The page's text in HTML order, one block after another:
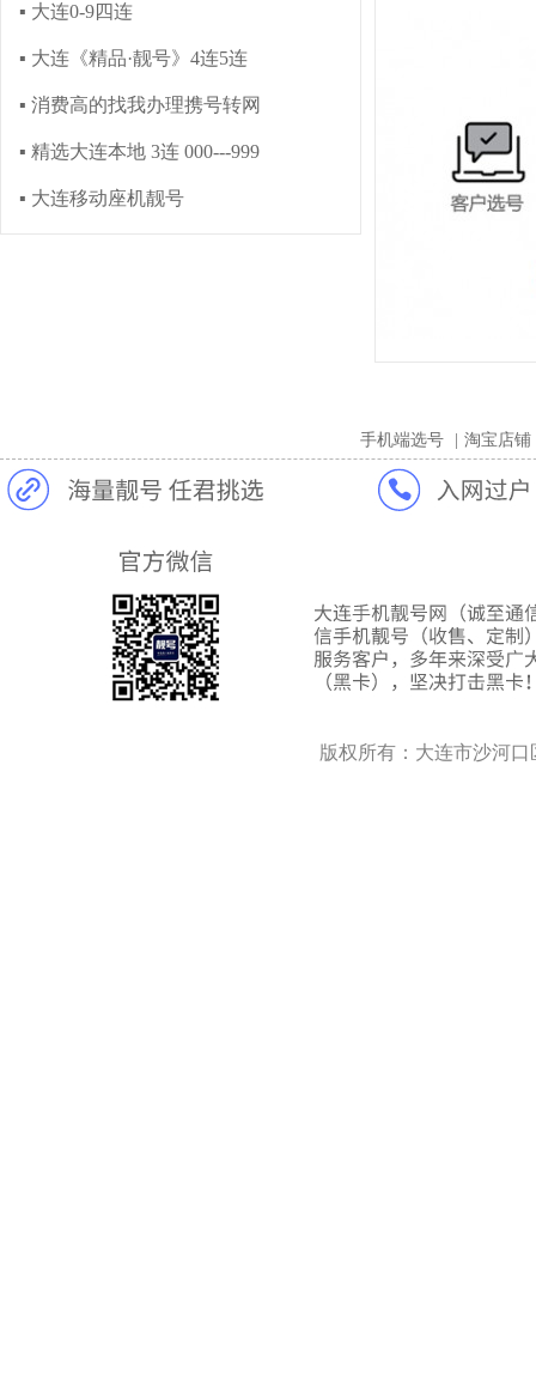
▪ 大连0-9四连
▪ 大连《精品·靓号》4连5连
▪ 消费高的找我办理携号转网
▪ 精选大连本地 3连 000---999
▪ 大连移动座机靓号
手机端选号 淘宝店铺
版权所有：大连市沙河